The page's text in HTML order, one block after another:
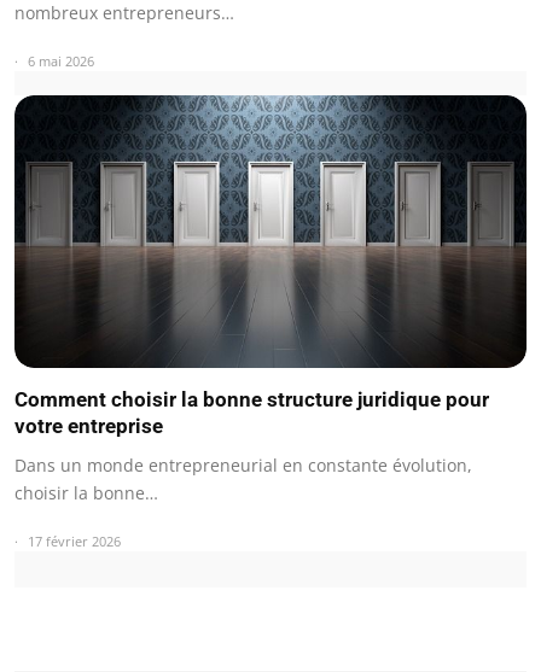
nombreux entrepreneurs…
6 mai 2026
Comment choisir la bonne structure juridique pour
votre entreprise
Dans un monde entrepreneurial en constante évolution,
choisir la bonne…
17 février 2026